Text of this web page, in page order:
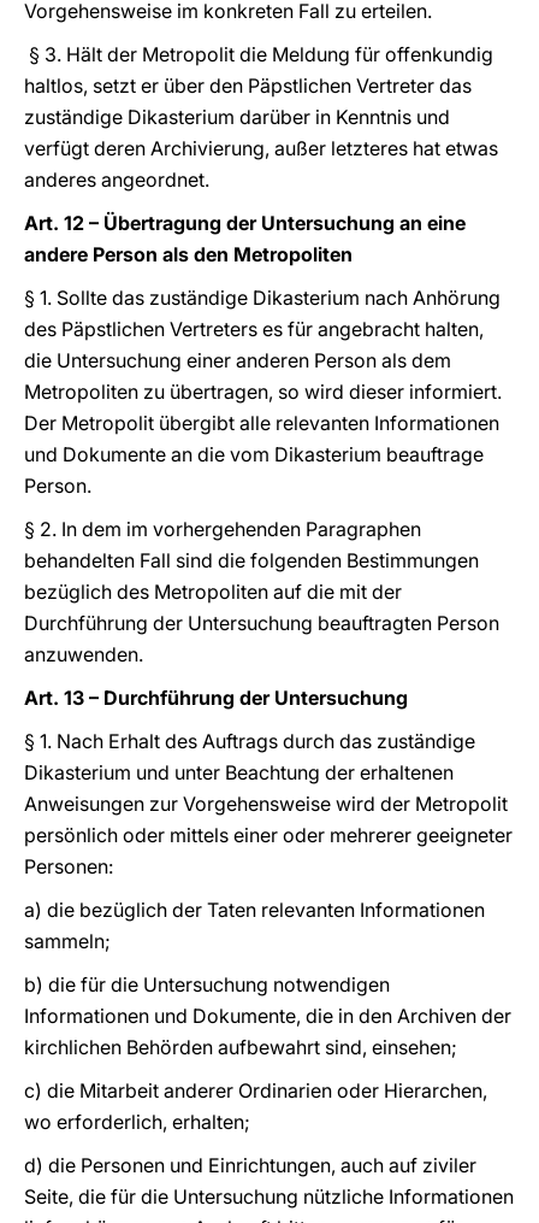
Vorgehensweise im konkreten Fall zu erteilen.
§ 3. Hält der Metropolit die Meldung für offenkundig
haltlos, setzt er über den Päpstlichen Vertreter das
zuständige Dikasterium darüber in Kenntnis und
verfügt deren Archivierung, außer letzteres hat etwas
anderes angeordnet.
Art. 12 – Übertragung der Untersuchung an eine
andere Person als den Metropoliten
§ 1. Sollte das zuständige Dikasterium nach Anhörung
des Päpstlichen Vertreters es für angebracht halten,
die Untersuchung einer anderen Person als dem
Metropoliten zu übertragen, so wird dieser informiert.
Der Metropolit übergibt alle relevanten Informationen
und Dokumente an die vom Dikasterium beauftrage
Person.
§ 2. In dem im vorhergehenden Paragraphen
behandelten Fall sind die folgenden Bestimmungen
bezüglich des Metropoliten auf die mit der
Durchführung der Untersuchung beauftragten Person
anzuwenden.
Art. 13 – Durchführung der Untersuchung
§ 1. Nach Erhalt des Auftrags durch das zuständige
Dikasterium und unter Beachtung der erhaltenen
Anweisungen zur Vorgehensweise wird der Metropolit
persönlich oder mittels einer oder mehrerer geeigneter
Personen:
a) die bezüglich der Taten relevanten Informationen
sammeln;
b) die für die Untersuchung notwendigen
Informationen und Dokumente, die in den Archiven der
kirchlichen Behörden aufbewahrt sind, einsehen;
c) die Mitarbeit anderer Ordinarien oder Hierarchen,
wo erforderlich, erhalten;
d) die Personen und Einrichtungen, auch auf ziviler
Seite, die für die Untersuchung nützliche Informationen